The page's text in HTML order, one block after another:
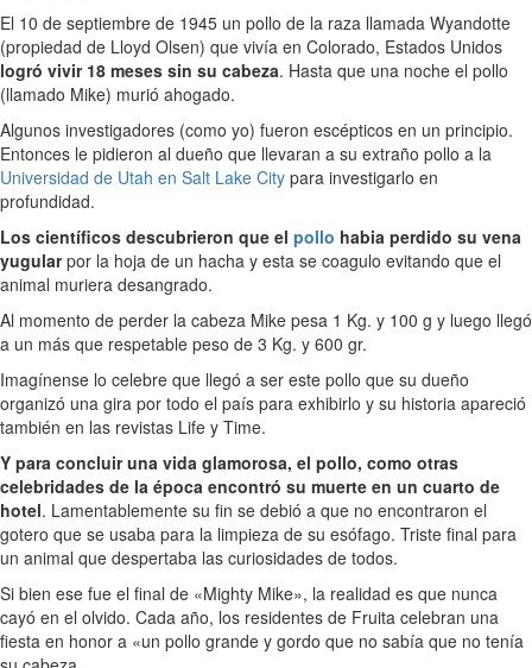
El 10 de septiembre de 1945 un pollo de la raza llamada Wyandotte
(propiedad de Lloyd Olsen) que vivía en Colorado, Estados Unidos
logró vivir 18 meses sin su cabeza. Hasta que una noche el pollo
(llamado Mike) murió ahogado.
Algunos investigadores (como yo) fueron escépticos en un principio.
Entonces le pidieron al dueño que llevaran a su extraño pollo a la
Universidad de Utah en Salt Lake City para investigarlo en
profundidad.
Los científicos descubrieron que el pollo habia perdido su vena
yugularpor la hoja de un hacha y esta se coagulo evitando que el
animal muriera desangrado.
Al momento de perder la cabeza Mike pesa 1 Kg. y 100 g y luego llegó
a un más que respetable peso de 3 Kg. y 600 gr.
Imagínense lo celebre que llegó a ser este pollo que su dueño
organizó una gira por todo el país para exhibirlo y su historia apareció
también en las revistas Life y Time.
Y para concluir una vida glamorosa, el pollo, como otras
celebridades de la época encontró su muerte en un cuarto de
hotel. Lamentablemente su fin se debió a que no encontraron el
gotero que se usaba para la limpieza de su esófago. Triste final para
un animal que despertaba las curiosidades de todos.
Si bien ese fue el final de «Mighty Mike», la realidad es que nunca
cayó en el olvido. Cada año, los residentes de Fruita celebran una
fiesta en honor a «un pollo grande y gordo que no sabía que no tenía